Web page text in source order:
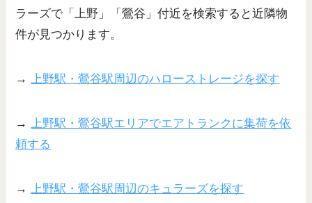
ラーズで「上野」「鶯谷」付近を検索すると近隣物
件が見つかります。
→ 上野駅・鶯谷駅周辺のハローストレージを探す
→
上野駅・鶯谷駅エリアでエアトランクに集荷を依
頼する
→ 上野駅・鶯谷駅周辺のキュラーズを探す